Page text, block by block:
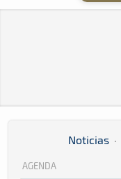
Noticias ·
AGENDA